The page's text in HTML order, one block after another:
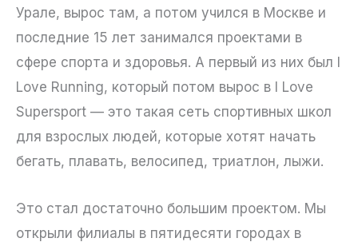
Урале, вырос там, а потом учился в Москве и
последние 15 лет занимался проектами в
сфере спорта и здоровья. А первый из них был I
Love Running, который потом вырос в I Love
Supersport — это такая сеть спортивных школ
для взрослых людей, которые хотят начать
бегать, плавать, велосипед, триатлон, лыжи.
Это стал достаточно большим проектом. Мы
открыли филиалы в пятидесяти городах в